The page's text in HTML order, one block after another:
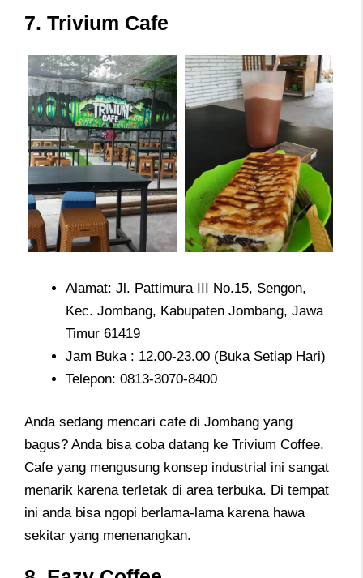
7. Trivium Cafe
Alamat: Jl. Pattimura III No.15, Sengon,
Kec. Jombang, Kabupaten Jombang, Jawa
Timur 61419
Jam Buka : 12.00-23.00 (Buka Setiap Hari)
Telepon: 0813-3070-8400
Anda sedang mencari cafe di Jombang yang
bagus? Anda bisa coba datang ke Trivium Coffee.
Cafe yang mengusung konsep industrial ini sangat
menarik karena terletak di area terbuka. Di tempat
ini anda bisa ngopi berlama-lama karena hawa
sekitar yang menenangkan.